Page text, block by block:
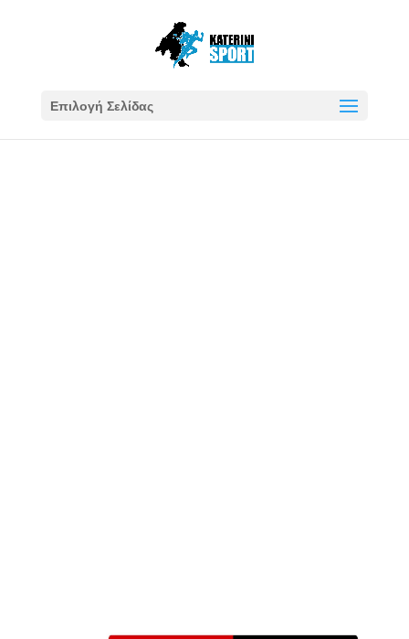
Επιλογή Σελίδας